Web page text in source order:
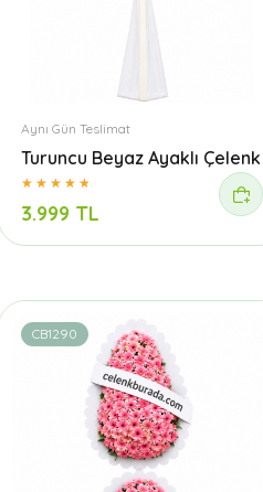
Aynı Gün Teslimat
Turuncu Beyaz Ayaklı Çelenk
3.999 TL
CB1290